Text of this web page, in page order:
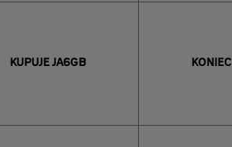
KUPUJE JA6GB KONIEC